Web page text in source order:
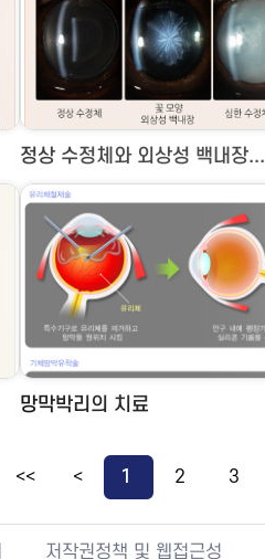
정상 수정체와 외상성 백내장...
망막박리의 치료
<< < 1 2 3
저작권정책 및 웹접근성